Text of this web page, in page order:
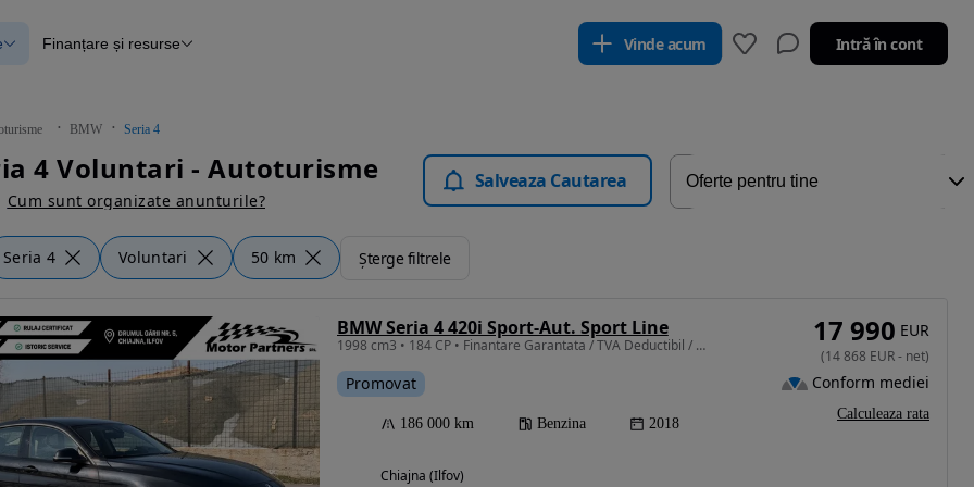
verificate
Blog Autovit.ro
Finanțare și resurse Vinde acum Intră în cont
BMW Seria 4
4 Voluntari - Autoturisme
Cum sunt organizate anunturile?
Salveaza Cautarea
Seria 4 Voluntari 50 km Șterge filtrele
BMW Seria 4 420i Sport-Aut. Sport Line
1998 cm3 • 184 CP • Finantare Garantata / TVA Deductibil / Garantie 12 luni / Istoric
Promovat
186 000 km Benzina 2018
Chiajna (Ilfov)
17 990 EUR
(14 868 EUR- net)
Conform mediei
Calculeaza rata